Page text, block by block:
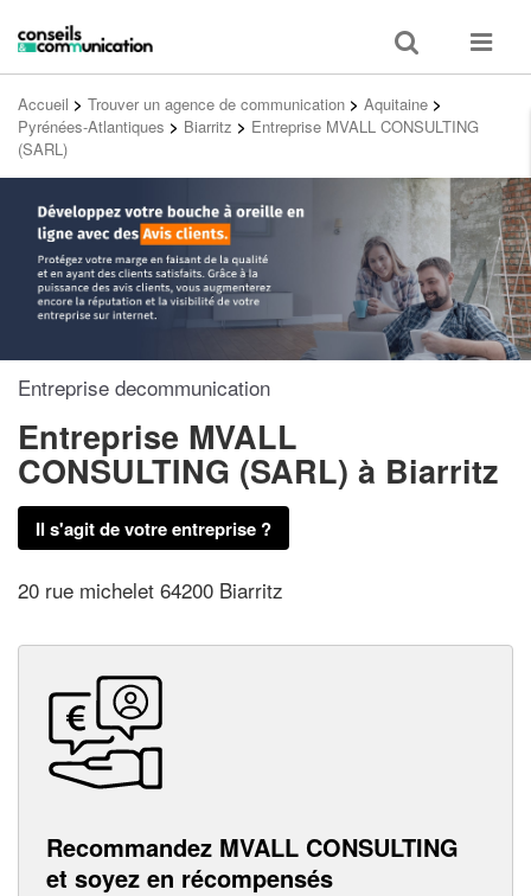
Toggle
search
Toggle
Accueil > Trouver un agence de communication > Aquitaine >
Pyrénées-Atlantiques > Biarritz > Entreprise MVALL CONSULTING
(SARL)
Entreprise decommunication
Entreprise MVALL
CONSULTING (SARL) à Biarritz
Il s'agit de votre entreprise ?
20 rue michelet 64200 Biarritz
Recommandez MVALL CONSULTING
et soyez en récompensés